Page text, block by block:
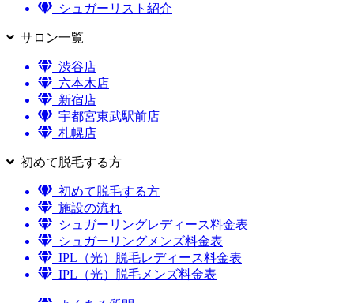
シュガーリスト紹介
サロン一覧
渋谷店
六本木店
新宿店
宇都宮東武駅前店
札幌店
初めて脱毛する方
初めて脱毛する方
施設の流れ
シュガーリングレディース料金表
シュガーリングメンズ料金表
IPL（光）脱毛レディース料金表
IPL（光）脱毛メンズ料金表